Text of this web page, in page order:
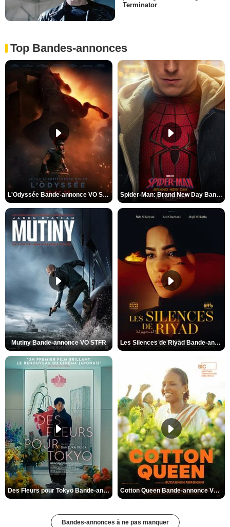
Terminator
Top Bandes-annonces
L'Odyssée Bande-annonce VO STFR Spider-Man: Brand New Day Bande-annonce VO STFR
Mutiny Bande-annonce VO STFR Les Silences de Riyad Bande-annonce VO STFR
Des Fleurs pour Tokyo Bande-annonce VO STFR Cotton Queen Bande-annonce VO STFR
Bandes-annonces à ne pas manquer